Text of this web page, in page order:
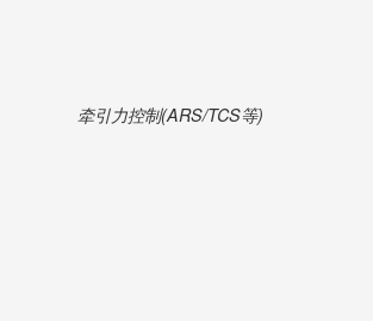
牵引力控制(ARS/TCS等)